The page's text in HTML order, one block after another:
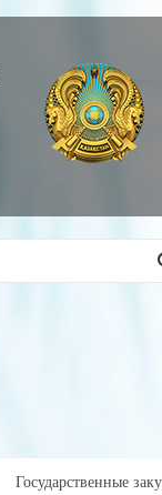
Государственные